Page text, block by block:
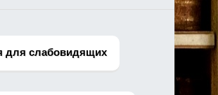
для слабовидящих